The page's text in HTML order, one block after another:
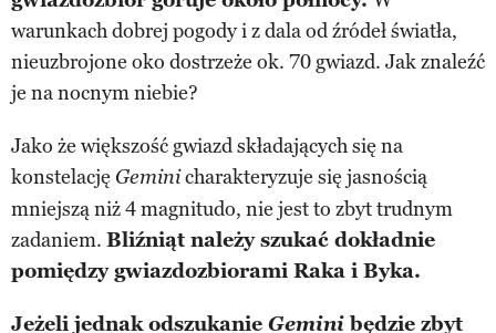
warunkach dobrej pogody i z dala od źródeł światła,
nieuzbrojone oko dostrzeże ok. 70 gwiazd. Jak znaleźć
je na nocnym niebie?
Jako że większość gwiazd składających się na
konstelację Geminicharakteryzuje się jasnością
mniejszą niż 4 magnitudo, nie jest to zbyt trudnym
zadaniem. Bliźniąt należy szukać dokładnie
pomiędzy gwiazdozbiorami Raka i Byka.
Jeżeli jednak odszukanie Geminibędzie zbyt